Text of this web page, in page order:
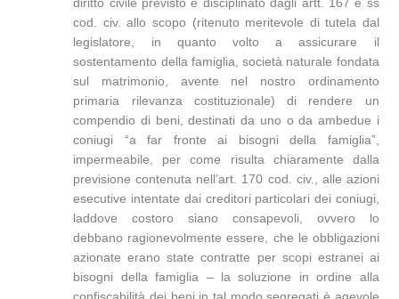
cod. civ. allo scopo (ritenuto meritevole di tutela dal
legislatore, in quanto volto a assicurare il
sostentamento della famiglia, società naturale fondata
sul matrimonio, avente nel nostro ordinamento
primaria rilevanza costituzionale) di rendere un
compendio di beni, destinati da uno o da ambedue i
coniugi “a far fronte ai bisogni della famiglia”,
impermeabile, per come risulta chiaramente dalla
previsione contenuta nell’art. 170 cod. civ., alle azioni
esecutive intentate dai creditori particolari dei coniugi,
laddove costoro siano consapevoli, ovvero lo
debbano ragionevolmente essere, che le obbligazioni
azionate erano state contratte per scopi estranei ai
bisogni della famiglia – la soluzione in ordine alla